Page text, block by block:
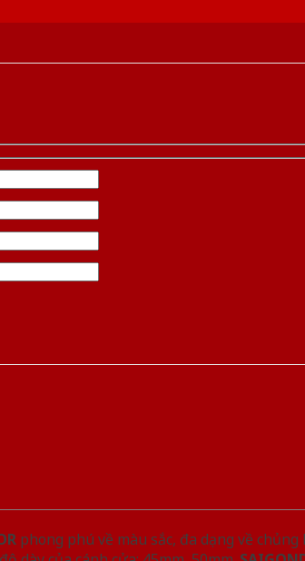
phong phú về màu sắc, đa dạng về